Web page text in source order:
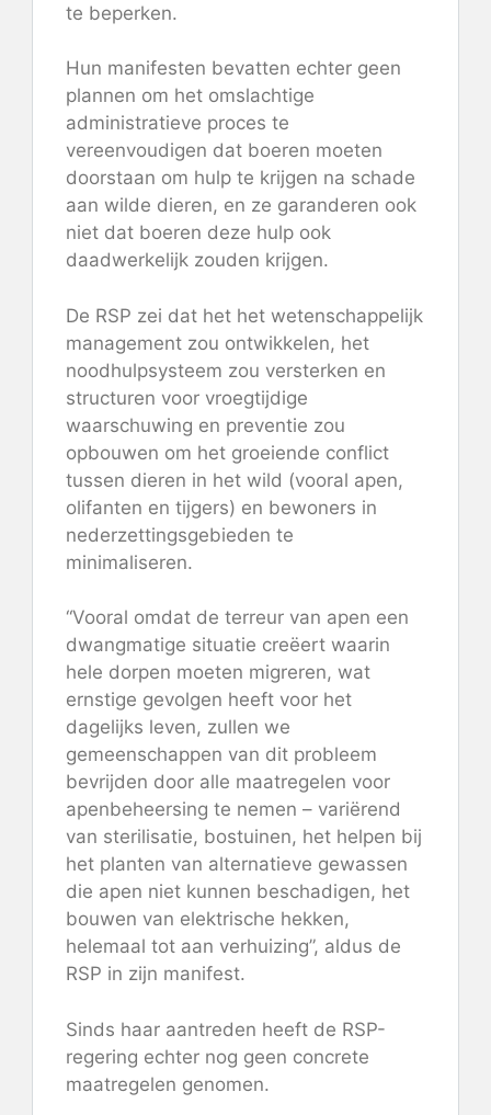
te beperken.
Hun manifesten bevatten echter geen
plannen om het omslachtige
administratieve proces te
vereenvoudigen dat boeren moeten
doorstaan ​​om hulp te krijgen na schade
aan wilde dieren, en ze garanderen ook
niet dat boeren deze hulp ook
daadwerkelijk zouden krijgen.
De RSP zei dat het het wetenschappelijk
management zou ontwikkelen, het
noodhulpsysteem zou versterken en
structuren voor vroegtijdige
waarschuwing en preventie zou
opbouwen om het groeiende conflict
tussen dieren in het wild (vooral apen,
olifanten en tijgers) en bewoners in
nederzettingsgebieden te
minimaliseren.
“Vooral omdat de terreur van apen een
dwangmatige situatie creëert waarin
hele dorpen moeten migreren, wat
ernstige gevolgen heeft voor het
dagelijks leven, zullen we
gemeenschappen van dit probleem
bevrijden door alle maatregelen voor
apenbeheersing te nemen – variërend
van sterilisatie, bostuinen, het helpen bij
het planten van alternatieve gewassen
die apen niet kunnen beschadigen, het
bouwen van elektrische hekken,
helemaal tot aan verhuizing”, aldus de
RSP in zijn manifest.
Sinds haar aantreden heeft de RSP-
regering echter nog geen concrete
maatregelen genomen.